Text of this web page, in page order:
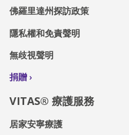
佛羅里達州探訪政策
隱私權和免責聲明
無歧視聲明
捐贈
VITAS® 療護服務
居家安寧療護